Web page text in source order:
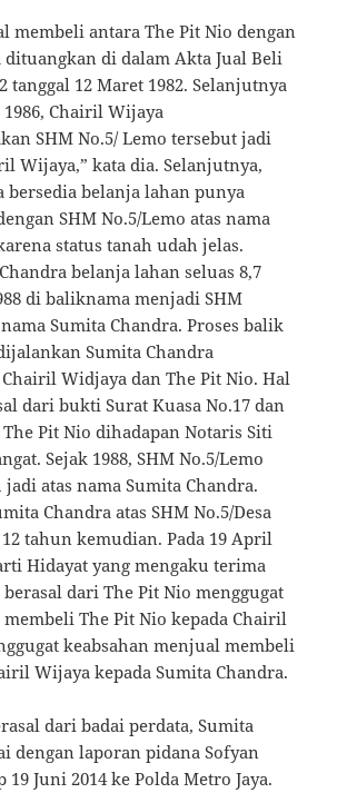
membeli antara The Pit Nio dengan
di dalam Akta Jual Beli
tanggal 12 Maret 1982. Selanjutnya
Chairil Wijaya
SHM No.5/ Lemo tersebut jadi
Wijaya,” kata dia. Selanjutnya,
bersedia belanja lahan punya
SHM No.5/Lemo atas nama
status tanah udah jelas.
belanja lahan seluas 8,7
di baliknama menjadi SHM
Sumita Chandra. Proses balik
Sumita Chandra
Widjaya dan The Pit Nio. Hal
dari bukti Surat Kuasa No.17 dan
Pit Nio dihadapan Notaris Siti
Sejak 1988, SHM No.5/Lemo
atas nama Sumita Chandra.
Chandra atas SHM No.5/Desa
tahun kemudian. Pada 19 April
Hidayat yang mengaku terima
dari The Pit Nio menggugat
membeli The Pit Nio kepada Chairil
keabsahan menjual membeli
Wijaya kepada Sumita Chandra.
dari badai perdata, Sumita
dengan laporan pidana Sofyan
Juni 2014 ke Polda Metro Jaya.